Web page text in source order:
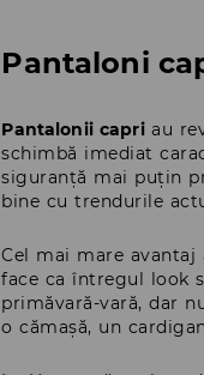
Pantaloni
Pantalonii capriau
schimbă imediat
siguranță mai puțin
bine cu trendurile
Cel mai mare
face ca întregul look
primăvară-vară, dar
o cămașă, un